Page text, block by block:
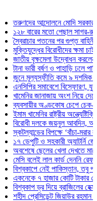
তরুণদের আন্দোলনে মোদি সরকার দুর্বল
১২৮ বারের মতো পেছাল সাগর-রুনি
স্বৈরাচার পতনের পর গুপ্ত বাহিনীর
মুক্তিযুদ্ধের বিরোধীদের ক্ষমা চাইতে
জাতীয় বৃক্ষমেলা উদ্বোধন করলেন
টানা ভারী বর্ষণ ও পাহাড়ি ঢলে পানিবন্দি
জুনে মূল্যস্ফীতি কমে ৯ দশমিক ১৬
এনসিপির সমাবেশে বিস্ফোরণ,
খামেনির জানাজায় অংশ নিয়ে দেশে
ব্যবসায়ীর অণ্ডকোষ চেপে চেক-
ইমাম খামেনির রাষ্ট্রীয়
বিরোধী দলকে জয়নুল আবদিন, আপনারা
স্কটল্যান্ডের বিপক্ষে ‘বাঁচা-মরার
১৭ ডেপুটি ও সহকারী অ্যাটর্নি
অবশেষে ছেলের খেলা দেখতে মাঠে
মেসি বলেই লাল কার্ড দেননি রেফারি!
বিশ্বকাপে নেই পাকিস্তান, তবু
একনেকে ৭ হাজার কোটি টাকার ৫
বিশ্বকাপ ড্র দিয়ে ব্রাজিলের হেক্সা
শহীদ প্রেসিডেন্ট জিয়াউর রহমান